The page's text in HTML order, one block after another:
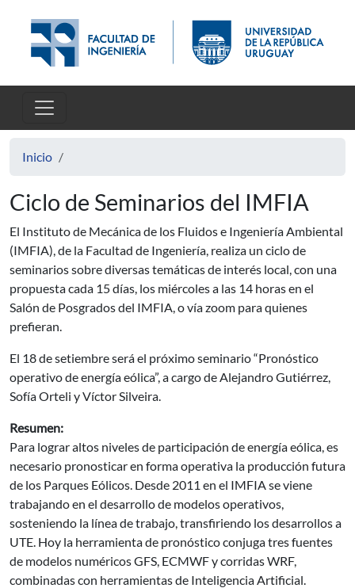
Inicio
Ciclo de Seminarios del IMFIA
El Instituto de Mecánica de los Fluidos e Ingeniería Ambiental
(IMFIA), de la Facultad de Ingeniería, realiza un ciclo de
seminarios sobre diversas temáticas de interés local, con una
propuesta cada 15 días, los miércoles a las 14 horas en el
Salón de Posgrados del IMFIA, o vía zoom para quienes
prefieran.
El 18 de setiembre será el próximo seminario “Pronóstico
operativo de energía eólica”, a cargo de Alejandro Gutiérrez,
Sofía Orteli y Víctor Silveira.
Resumen:
Para lograr altos niveles de participación de energía eólica, es
necesario pronosticar en forma operativa la producción futura
de los Parques Eólicos. Desde 2011 en el IMFIA se viene
trabajando en el desarrollo de modelos operativos,
sosteniendo la línea de trabajo, transfiriendo los desarrollos a
UTE. Hoy la herramienta de pronóstico conjuga tres fuentes
de modelos numéricos GFS, ECMWF y corridas WRF,
combinadas con herramientas de Inteligencia Artificial.